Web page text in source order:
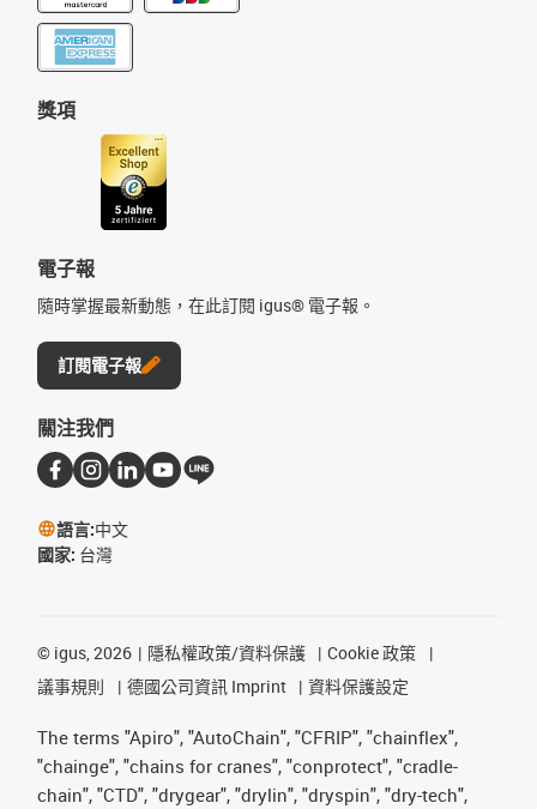
獎項
電子報
隨時掌握最新動態，在此訂閱 igus® 電子報。
訂閱電子報
關注我們
語言:中文
國家: 台灣
© igus, 2026 隱私權政策/資料保護
Cookie 政策
議事規則
德國公司資訊 Imprint 資料保護設定
The terms "Apiro", "AutoChain", "CFRIP", "chainflex",
"chainge", "chains for cranes", "conprotect", "cradle-
chain", "CTD", "drygear", "drylin", "dryspin", "dry-tech",